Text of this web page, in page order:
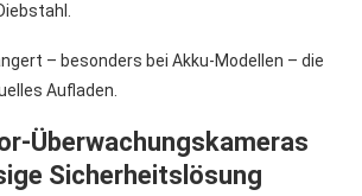
– besonders bei Akku-Modellen – die
Aufladen.
Überwachungskameras
Sicherheitslösung